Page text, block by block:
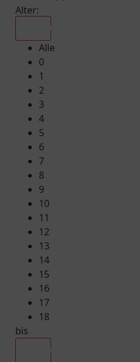
Alter:
Alle
0
1
2
3
4
5
6
7
8
9
10
11
12
13
14
15
16
17
18
bis